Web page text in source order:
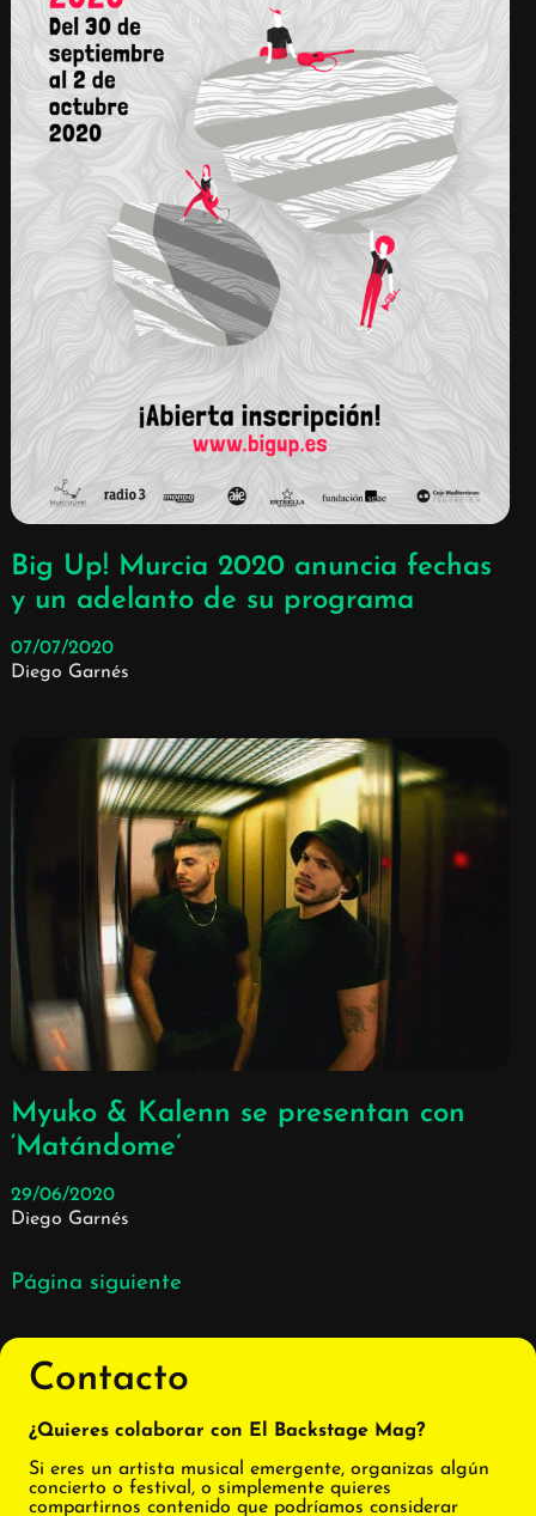
Big Up! Murcia 2020 anuncia fechas
y un adelanto de su programa
07/07/2020
Diego Garnés
Myuko & Kalenn se presentan con
‘Matándome’
29/06/2020
Diego Garnés
Página siguiente
Contacto
¿Quieres colaborar con El Backstage Mag?
Si eres un artista musical emergente, organizas algún
concierto o festival, o simplemente quieres
compartirnos contenido que podríamos considerar